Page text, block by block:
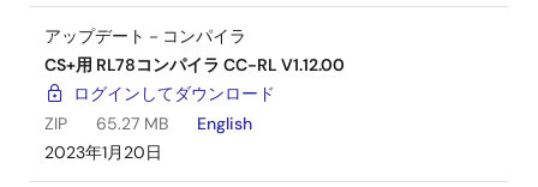
アップデート－コンパイラ
CS+用 RL78コンパイラ CC-RL V1.12.00
ログインしてダウンロード
ZIP
65.27 MB
English
2023年1月20日